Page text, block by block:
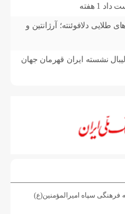
داد 1 هفته
طلایی دلافوئنته؛ آرژانتین و
نشسته ایران قهرمان جهان